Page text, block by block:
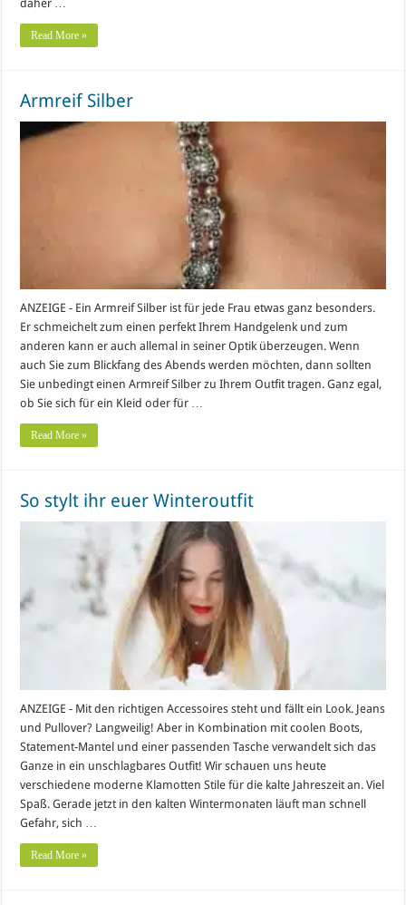
daher …
Read More »
Armreif Silber
ANZEIGE - Ein Armreif Silber ist für jede Frau etwas ganz besonders.
Er schmeichelt zum einen perfekt Ihrem Handgelenk und zum
anderen kann er auch allemal in seiner Optik überzeugen. Wenn
auch Sie zum Blickfang des Abends werden möchten, dann sollten
Sie unbedingt einen Armreif Silber zu Ihrem Outfit tragen. Ganz egal,
ob Sie sich für ein Kleid oder für …
Read More »
So stylt ihr euer Winteroutfit
ANZEIGE - Mit den richtigen Accessoires steht und fällt ein Look. Jeans
und Pullover? Langweilig! Aber in Kombination mit coolen Boots,
Statement-Mantel und einer passenden Tasche verwandelt sich das
Ganze in ein unschlagbares Outfit! Wir schauen uns heute
verschiedene moderne Klamotten Stile für die kalte Jahreszeit an. Viel
Spaß. Gerade jetzt in den kalten Wintermonaten läuft man schnell
Gefahr, sich …
Read More »